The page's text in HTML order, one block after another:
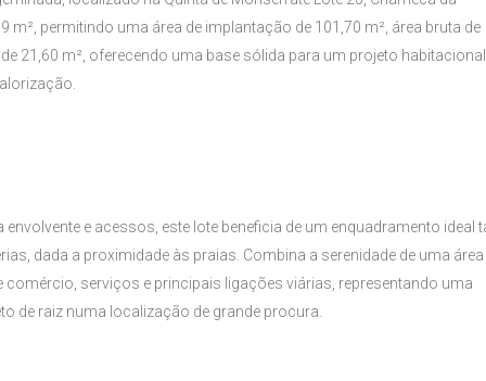
m², permitindo uma área de implantação de 101,70 m², área bruta de
21,60 m², oferecendo uma base sólida para um projeto habitacional
e acessos, este lote beneficia de um enquadramento ideal
dada a proximidade às praias. Combina a serenidade de uma área
serviços e principais ligações viárias, representando uma
de raiz numa localização de grande procura.